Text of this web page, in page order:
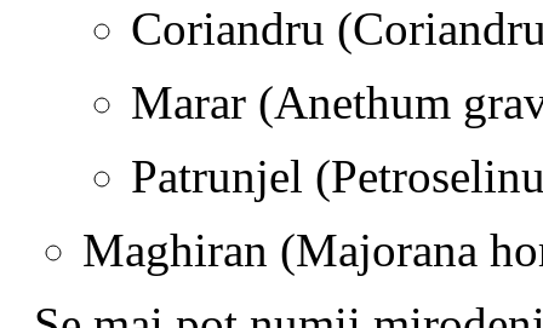
Coriandru
Marar (Anethum
Patrunjel
Maghiran (Majorana